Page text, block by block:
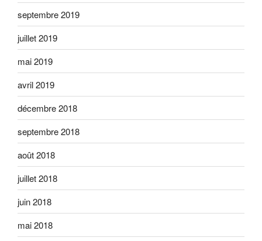
septembre 2019
juillet 2019
mai 2019
avril 2019
décembre 2018
septembre 2018
août 2018
juillet 2018
juin 2018
mai 2018